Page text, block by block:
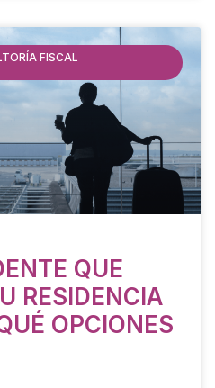
FISCAL
QUE
RESIDENCIA
OPCIONES